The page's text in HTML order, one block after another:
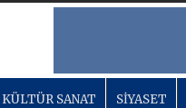
KÜLTÜR SANAT SİYASET